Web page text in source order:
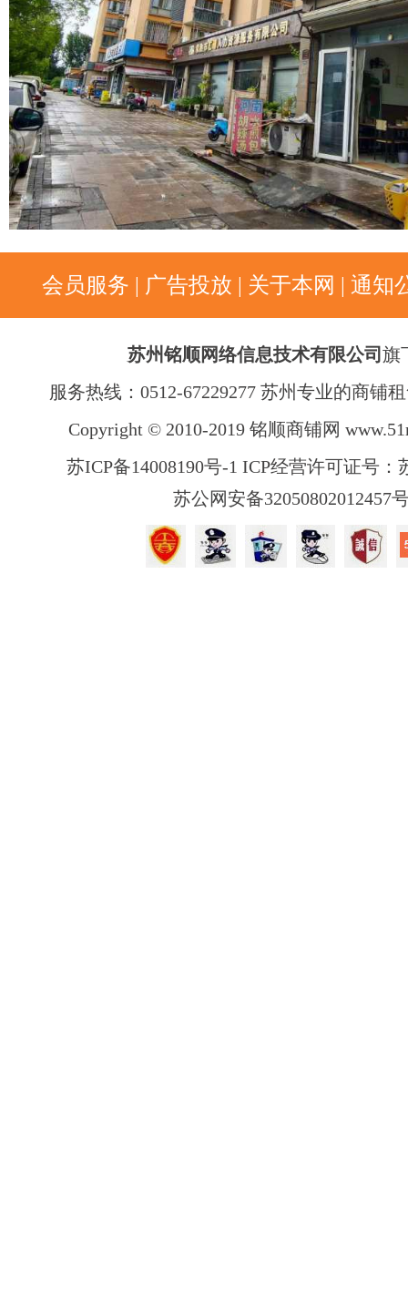
会员服务 广告投放 关于本网 通知
苏州铭顺网络信息技术有限公司 旗
服务热线：0512-67229277 苏州专业的商铺
Copyright © 2010-2019 铭顺商铺网
苏ICP备14008190号-1 ICP经营许可证号：
苏公网安备32050802012457